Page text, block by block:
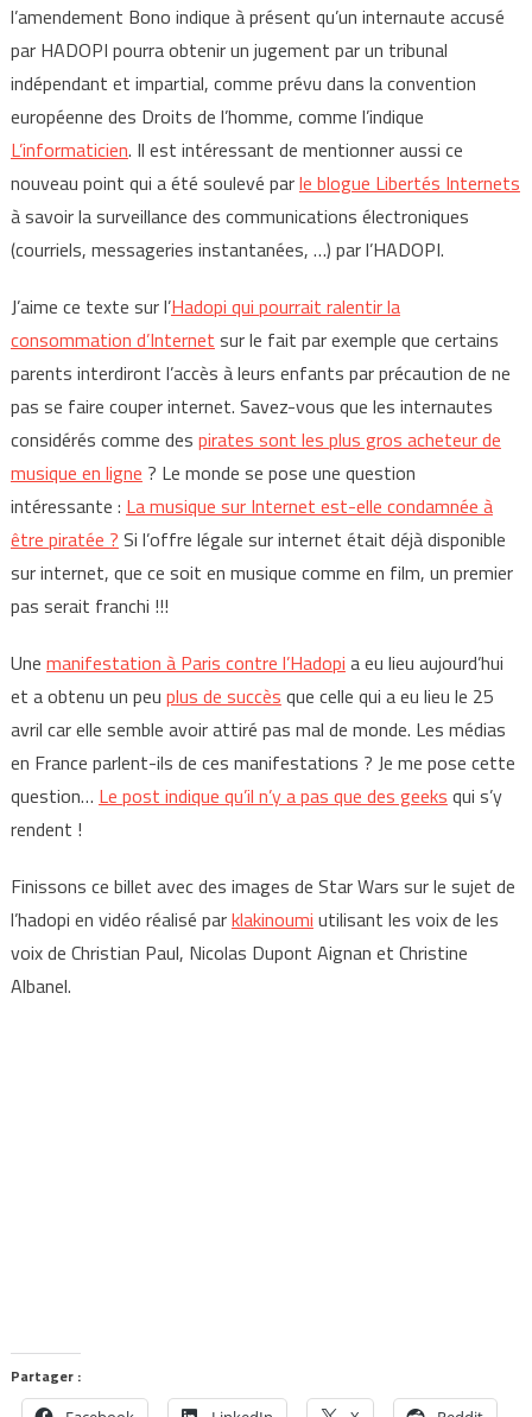
l’amendement Bono indique à présent qu’un internaute accusé
par HADOPI pourra obtenir un jugement par un tribunal
indépendant et impartial, comme prévu dans la convention
européenne des Droits de l’homme, comme l’indique
L’informaticien. Il est intéressant de mentionner aussi ce
nouveau point qui a été soulevé parle blogue Libertés Internets
à savoir la surveillance des communications électroniques
(courriels, messageries instantanées, …) par l’HADOPI.
J’aime ce texte sur l’Hadopi qui pourrait ralentir la
consommation d’Internet sur le fait par exemple que certains
parents interdiront l’accès à leurs enfants par précaution de ne
pas se faire couper internet. Savez-vous que les internautes
considérés comme des pirates sont les plus gros acheteur de
musique en ligne ? Le monde se pose une question
intéressante : La musique sur Internet est-elle condamnée à
être piratée ? Si l’offre légale sur internet était déjà disponible
sur internet, que ce soit en musique comme en film, un premier
pas serait franchi !!!
Une manifestation à Paris contre l’Hadopi a eu lieu aujourd’hui
et a obtenu un peu plus de succès que celle qui a eu lieu le 25
avril car elle semble avoir attiré pas mal de monde. Les médias
en France parlent-ils de ces manifestations ? Je me pose cette
question… Le post indique qu’il n’y a pas que des geeks qui s’y
rendent !
Finissons ce billet avec des images de Star Wars sur le sujet de
l’hadopi en vidéo réalisé parklakinoumi utilisant les voix de les
voix de Christian Paul, Nicolas Dupont Aignan et Christine
Albanel.
Partager :